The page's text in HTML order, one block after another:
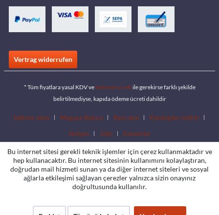
Vertrag widerrufen
* Tüm fiyatlara yasal KDV veteslimat ücreti ile gerekirse farklı şekilde
belirtilmediyse, kapıda ödeme ücreti dahildir
İndirme alanı Mağaza Bulucu Bayi olun Katalogları indirin
İletişim Jobs Konumlar
Bu internet sitesi gerekli teknik işlemler için çerez kullanmaktadır ve
hep kullanacaktır. Bu internet sitesinin kullanımını kolaylaştıran,
doğrudan mail hizmeti sunan ya da diğer internet siteleri ve sosyal
ağlarla etkileşimi sağlayan çerezler yalnızca sizin onayınız
doğrultusunda kullanılır.